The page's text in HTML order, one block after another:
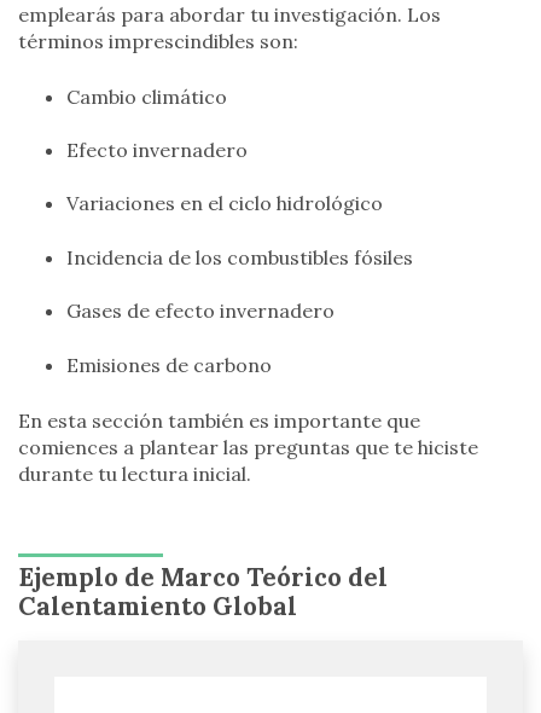
emplearás para abordar tu investigación. Los
términos imprescindibles son:
Cambio climático
Efecto invernadero
Variaciones en el ciclo hidrológico
Incidencia de los combustibles fósiles
Gases de efecto invernadero
Emisiones de carbono
En esta sección también es importante que
comiences a plantear las preguntas que te hiciste
durante tu lectura inicial.
Ejemplo de Marco Teórico del
Calentamiento Global